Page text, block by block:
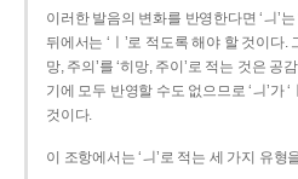
이러한 발음의 변화를 반영한다면 ‘ㅢ’
뒤에서는 ‘ㅣ’로 적도록 해야 할 것이다.
망, 주의’를 ‘히망, 주이’로 적는 것은 공
기에 모두 반영할 수도 없으므로 ‘ㅢ’가 ‘
것이다.
이 조항에서는 ‘ㅢ’로 적는 세 가지 유형